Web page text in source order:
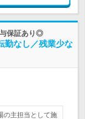
保証あり◎
勤なし／残業少な
の主担当として施